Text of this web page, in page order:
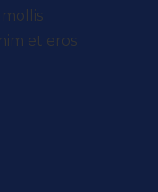
et eros